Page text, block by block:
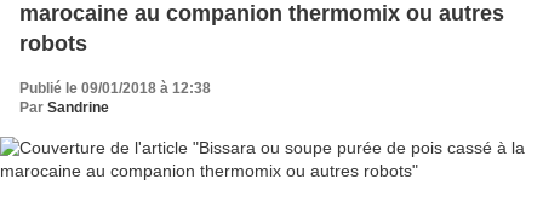
marocaine au companion thermomix ou autres
robots
Publié le 09/01/2018 à 12:38
Par Sandrine